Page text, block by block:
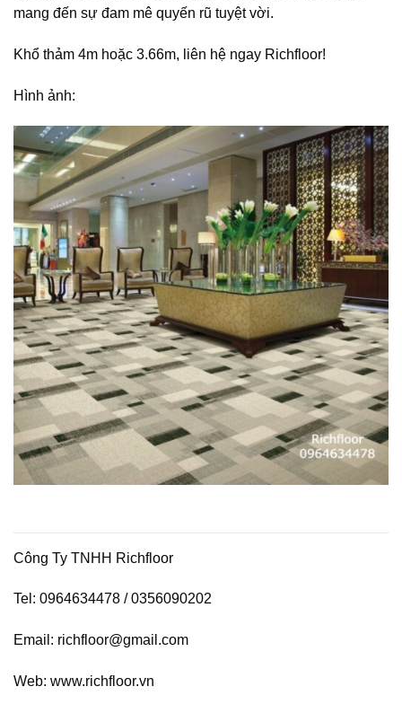
mang đến sự đam mê quyến rũ tuyệt vời.
Khổ thảm 4m hoặc 3.66m, liên hệ ngay Richfloor!
Hình ảnh:
Công Ty TNHH Richfloor
Tel: 0964634478 / 0356090202
Email: richfloor@gmail.com
Web: www.richfloor.vn